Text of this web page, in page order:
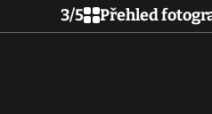
3/5 Přehled